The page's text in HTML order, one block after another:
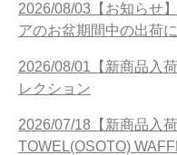
2026/08/03【お知らせ
アのお盆期間中の出荷
2026/08/01【新商品入
レクション
2026/07/18【新商品入
TOWEL(OSOTO)